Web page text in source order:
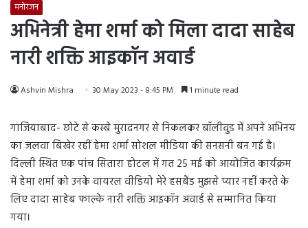
मनोरंजन
अभिनेत्री हेमा शर्मा को मिला दादा साहेब
नारी शक्ति आइकॉन अवार्ड
Ashvin Mishra 30 May 2023 - 8:45 PM 1 minute read
गाजियाबाद- छोटे से कस्बे मुरादनगर से निकलकर बॉलीवुड में अपने अभिनय
का जलवा बिखेर रहीं ‌हेमा शर्मा सोशल मीडिया की सनसनी बन गई है।
दिल्ली स्थित एक पांच सितारा होटल में गत 25 मई को आयोजित कार्यक्रम
में हेमा शर्मा को उनके वायरल वीडियो मेरे हसबैंड मुझसे प्यार नहीं करते के
लिए दादा साहेब फाल्के नारी श‌‌क्ति आइकॉन अवार्ड से सम्मा‌नित किया
गया।